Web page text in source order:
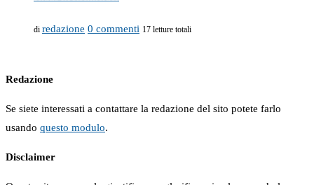
di redazione 0 commenti 17 letture totali
Redazione
Se siete interessati a contattare la redazione del sito potete farlo
usando questo modulo.
Disclaimer